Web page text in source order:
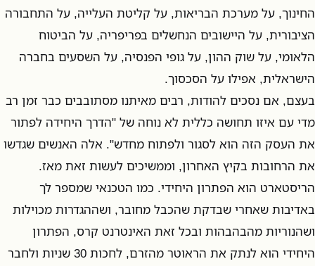
החינוך, על מערכת הבריאות, על קליטת העלייה, על התחבורה
הציבורית, על היישובים הנחשלים בפריפריה, על הביטוח
הלאומי, על שוק ההון, על גופי הפנסיה, על השסעים בחברה
הישראלית, אפילו על הסכסוך.
בעצם, אם נסכים להודות, רבים מאיתנו מסתובבים כבר זמן רב
מדי עם איזו תחושה כללית לא נוחה של "הדרך היחידה לפתור
את העסק הזה הוא לסגור ולפתוח מחדש". אלה האנשים שגדשו
את הרחובות בקיץ האחרון, וממשיכים לעשות זאת מאז.
הריסטארט הוא הפתרון היחידי. כמו הטכנאי שמספר לך
באדיבות שאחרי שבדקת שהכבל מחובר, ושההגדרות מכוילות
ושהנוריות מהבהבהות ובכל זאת האינטרנט קרס, הפתרון
היחידי הוא לנתק את הראוטר מהזרם, לחכות 30 שניות ולחבר